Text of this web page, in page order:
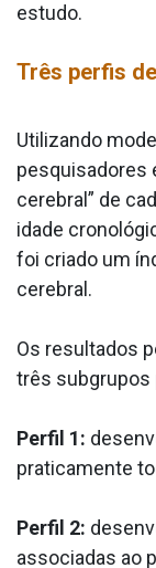
estudo.
Três perfis
Utilizando
pesquisadores
cerebral” de
idade
foi criado um
cerebral.
Os resultados
três subgrupos
Perfil 1:
praticamente
Perfil 2:
associadas ao